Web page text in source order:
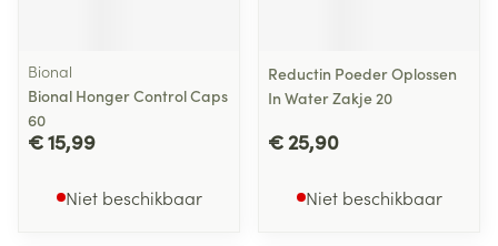
Bional
Bional Honger Control Caps
60
€ 15,99
Niet beschikbaar
Reductin Poeder Oplossen
In Water Zakje 20
€ 25,90
Niet beschikbaar